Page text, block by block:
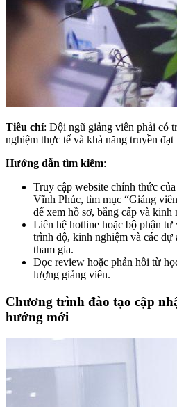
Tiêu chí: Đội ngũ giảng viên phải có
nghiệm thực tế và khả năng truyền đạt
Hướng dẫn tìm kiếm:
Truy cập website chính thức của
Vĩnh Phúc, tìm mục “Giảng
để xem hồ sơ, bằng cấp và kinh
Liên hệ hotline hoặc bộ phận
trình độ, kinh nghiệm và các dự
tham gia.
Đọc review hoặc phản hồi từ
lượng giảng viên.
Chương trình đào tạo cập
hướng mới